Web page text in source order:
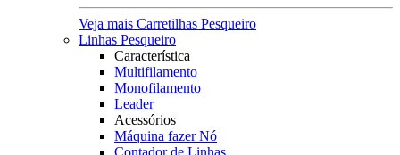
Veja mais Carretilhas Pesqueiro
Linhas Pesqueiro
Característica
Multifilamento
Monofilamento
Leader
Acessórios
Máquina fazer Nó
Contador de Linhas